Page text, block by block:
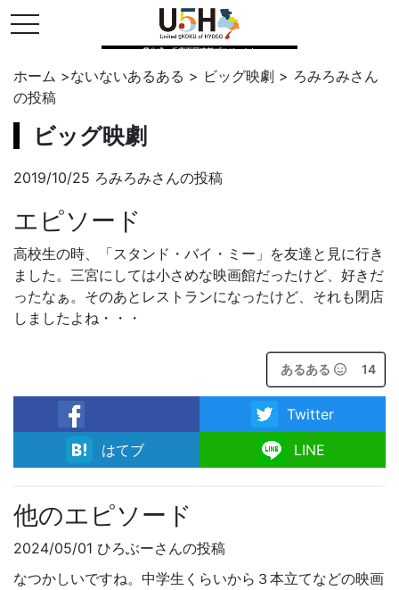
toggle navigation
県公式・兵庫五国連邦プロジェクト
ホーム >ないないあるある > ビッグ映劇 > ろみろみさん
の投稿
ビッグ映劇
2019/10/25 ろみろみさんの投稿
エピソード
高校生の時、「スタンド・バイ・ミー」を友達と見に行き
ました。三宮にしては小さめな映画館だったけど、好きだ
ったなぁ。そのあとレストランになったけど、それも閉店
しましたよね・・・
あるある 14
facebook
Twitter
はてブ
LINE
他のエピソード
2024/05/01 ひろぶーさんの投稿
なつかしいですね。中学生くらいから３本立てなどの映画